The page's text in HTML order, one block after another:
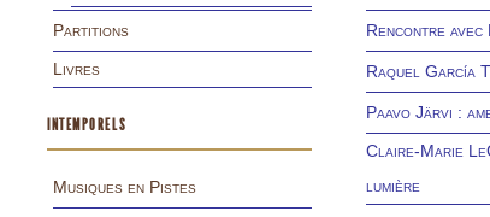
Partitions
Livres
INTEMPORELS
Musiques en Pistes
Rencontre
Raquel García
Paavo Järvi :
Claire-Marie
lumière